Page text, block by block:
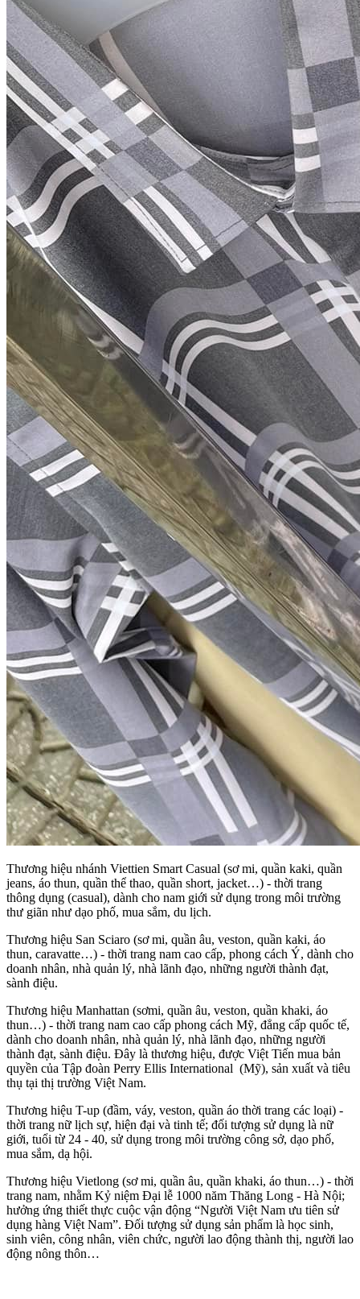
Thương hiệu nhánh Viettien Smart Casual (sơ mi, quần kaki, quần
jeans, áo thun, quần thể thao, quần short, jacket…) - thời trang
thông dụng (casual), dành cho nam giới sử dụng trong môi trường
thư giãn như dạo phố, mua sắm, du lịch.
Thương hiệu San Sciaro (sơ mi, quần âu, veston, quần kaki, áo
thun, caravatte…) - thời trang nam cao cấp, phong cách Ý, dành cho
doanh nhân, nhà quản lý, nhà lãnh đạo, những người thành đạt,
sành điệu.
Thương hiệu Manhattan (sơmi, quần âu, veston, quần khaki, áo
thun…) - thời trang nam cao cấp phong cách Mỹ, đẳng cấp quốc tế,
dành cho doanh nhân, nhà quản lý, nhà lãnh đạo, những người
thành đạt, sành điệu. Đây là thương hiệu, được Việt Tiến mua bản
quyền của Tập đoàn Perry Ellis International (Mỹ), sản xuất và tiêu
thụ tại thị trường Việt Nam.
Thương hiệu T-up (đầm, váy, veston, quần áo thời trang các loại) -
thời trang nữ lịch sự, hiện đại và tinh tế; đối tượng sử dụng là nữ
giới, tuổi từ 24 - 40, sử dụng trong môi trường công sở, dạo phố,
mua sắm, dạ hội.
Thương hiệu Vietlong (sơ mi, quần âu, quần khaki, áo thun…) - thời
trang nam, nhằm Kỷ niệm Đại lễ 1000 năm Thăng Long - Hà Nội;
hưởng ứng thiết thực cuộc vận động “Người Việt Nam ưu tiên sử
dụng hàng Việt Nam”. Đối tượng sử dụng sản phẩm là học sinh,
sinh viên, công nhân, viên chức, người lao động thành thị, người lao
động nông thôn…